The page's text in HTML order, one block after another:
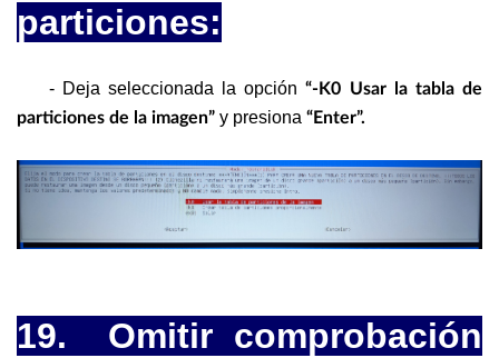
particiones:
- Deja seleccionada la opción“-K0 Usar la tabla de
particiones de la imagen” y presiona “Enter”.
19. Omitir comprobación